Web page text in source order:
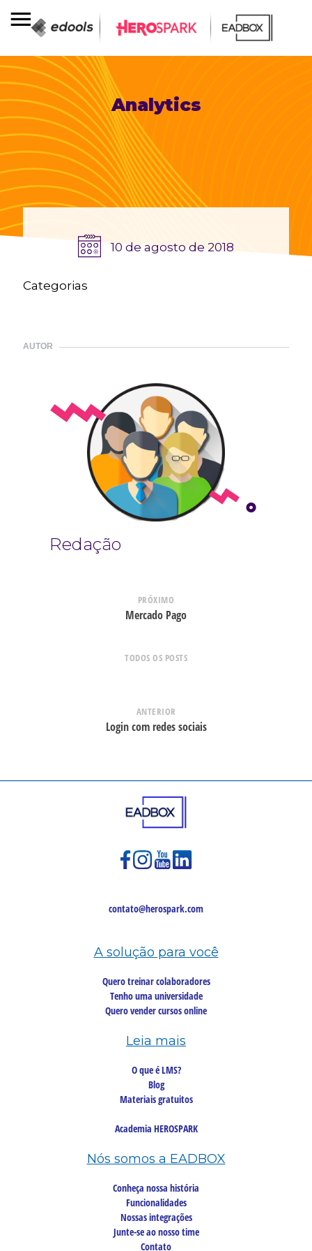
Analytics
10 de agosto de 2018
Categorias
AUTOR
Redação
PRÓXIMO
Mercado Pago
TODOS OS POSTS
ANTERIOR
Login com redes sociais
contato@herospark.com
A solução para você
Quero treinar colaboradores
Tenho uma universidade
Quero vender cursos online
Leia mais
O que é LMS?
Blog
Materiais gratuitos
Academia HEROSPARK
Nós somos a EADBOX
Conheça nossa história
Funcionalidades
Nossas integrações
Junte-se ao nosso time
Contato